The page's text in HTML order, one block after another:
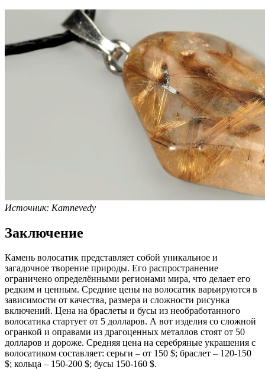
Источник: Kamnevedy
Заключение
Камень волосатик представляет собой уникальное и
загадочное творение природы. Его распространение
ограничено определёнными регионами мира, что делает его
редким и ценным. Средние цены на волосатик варьируются в
зависимости от качества, размера и сложности рисунка
включений. Цена на браслеты и бусы из необработанного
волосатика стартует от 5 долларов. А вот изделия со сложной
огранкой и оправами из драгоценных металлов стоят от 50
долларов и дороже. Средняя цена на серебряные украшения с
волосатиком составляет: серьги – от 150 $; браслет – 120-150
$; кольца – 150-200 $; бусы 150-160 $.